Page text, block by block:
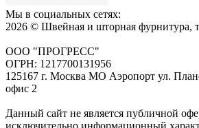
Мы в социальных сетях:
2026 © Швейная и шторная фурнитура,
ООО "ПРОГРЕСС"
ОГРН: 1217700131956
125167 г. Москва МО Аэропорт ул.
офис 2
Данный сайт не является публичной
исключительно информационный